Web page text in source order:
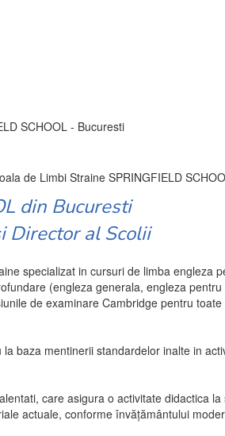
SCHOOL - Bucuresti
din Bucuresti
Director al Scolii
specializat in cursuri de limba engleza
(engleza generala, engleza
de examinare Cambridge pentru
baza mentinerii standardelor inalte in
care asigura o activitate didactica
actuale, conforme învățământului